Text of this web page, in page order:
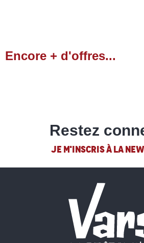
Encore + d'offres...
Restez
JE M'INSCRIS À LA